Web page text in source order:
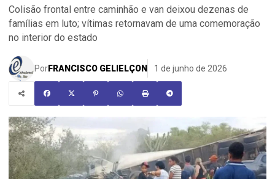
Colisão frontal entre caminhão e van deixou dezenas de
famílias em luto; vítimas retornavam de uma comemoração
no interior do estado
PorFRANCISCO GELIELÇON 1 de junho de 2026